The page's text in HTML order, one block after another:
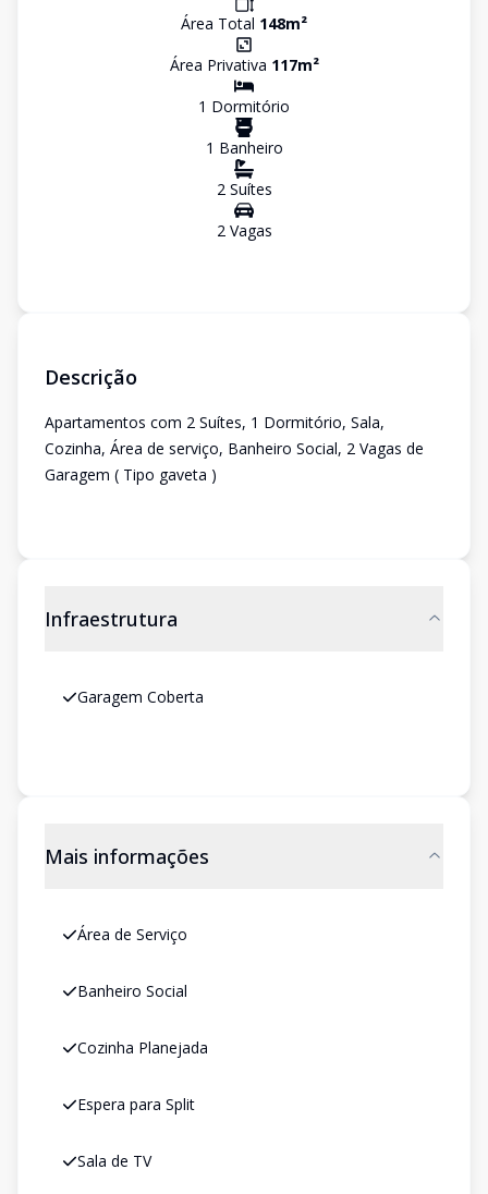
Área Total 148m²
Área Privativa 117m²
1 Dormitório
1 Banheiro
2Suítes
2Vagas
Descrição
Apartamentos com 2 Suítes, 1 Dormitório, Sala,
Cozinha, Área de serviço, Banheiro Social, 2 Vagas de
Garagem ( Tipo gaveta )
Infraestrutura
Garagem Coberta
Mais informações
Área de Serviço
Banheiro Social
Cozinha Planejada
Espera para Split
Sala de TV